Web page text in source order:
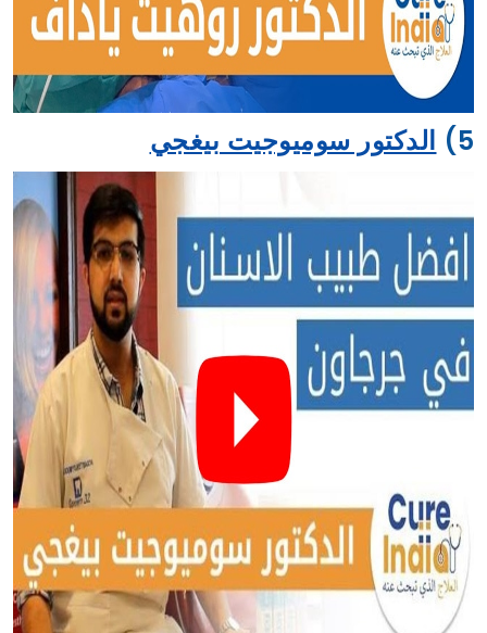
وطب الأسنان التجميلي الآخر. اكتسب شهرة في دلهي
والمدن المجاورة لتصميم ابتسامة هوليود باستخدام التقنيات
المتقدمة. سعر ابتسامة هوليود في متناول الجميع في عيادته.
5) الدكتور سوميوجيت بيغجي
الدكتور سوميوجيت بيغجي هو أخصائي تقويم الأسنان وزراعة
الأسنان في دلهي إن سي آر ، الهند. أكمل BDS في كلية
راجيف غاندي لطب الأسنان ، بنغالور ، ودرس ماجستير جراحة
الأسنان في جامعة رام مانوهار لوهيا أفاد. لديه مهارات في
ابتسامة هوليود وطب الأسنان التجميلي. يشتهر الدكتور
سوميوجيت بيغجي بخبرته في تصميم الابتسامة واسعار
ابتسامة هوليود مقبولة باستخدام أحدث التقنيات.